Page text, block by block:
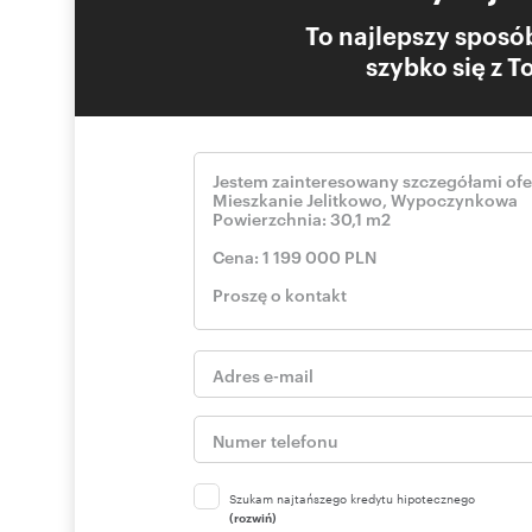
To najlepszy
szybko się z
Szukam najtańszego kredytu hipotecznego
(rozwiń)